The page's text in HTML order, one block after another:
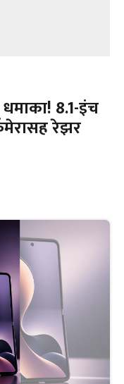
धमाका! 8.1-इंच
रेझर